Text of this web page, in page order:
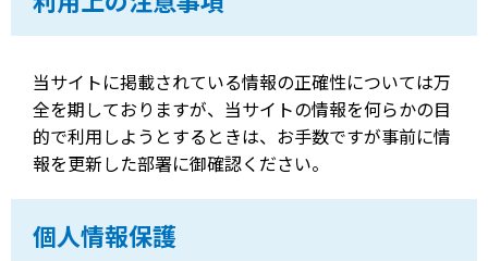
当サイトに掲載されている情報の正確性については万
全を期しておりますが、当サイトの情報を何らかの目
的で利用しようとするときは、お手数ですが事前に情
報を更新した部署に御確認ください。
個人情報保護